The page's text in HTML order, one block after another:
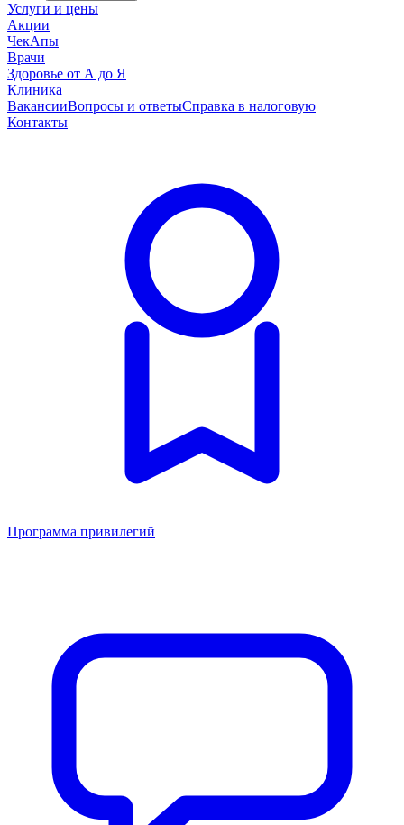
Услуги и цены
Акции
ЧекАпы
Врачи
Здоровье от А до Я
Клиника
ВакансииВопросы и ответыСправка в налоговую
Контакты
Программа привилегий